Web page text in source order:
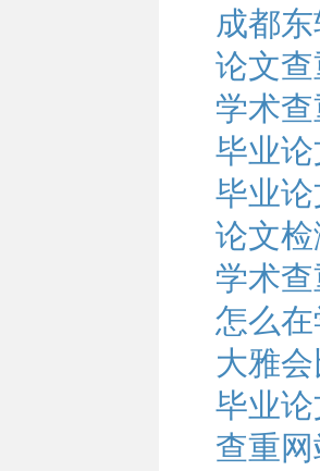
成都
论文
学术
毕业
毕业
论文
学术
怎么
大雅
毕业
查重